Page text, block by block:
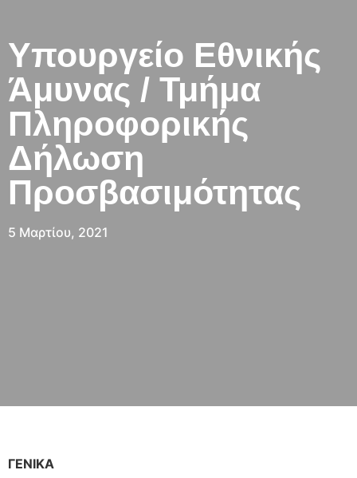
Υπουργείο Εθνικής
Άμυνας / Τμήμα
Πληροφορικής
Δήλωση
Προσβασιμότητας
5 Μαρτίου, 2021
ΓΕΝΙΚΑ